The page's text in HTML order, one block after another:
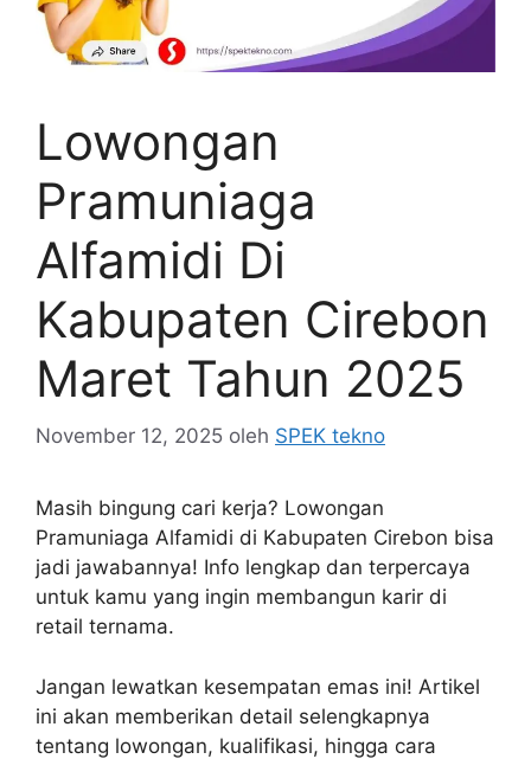
Lowongan
Pramuniaga
Alfamidi Di
Kabupaten Cirebon
Maret Tahun 2025
November 12, 2025 oleh SPEK tekno
Masih bingung cari kerja? Lowongan
Pramuniaga Alfamidi di Kabupaten Cirebon bisa
jadi jawabannya! Info lengkap dan terpercaya
untuk kamu yang ingin membangun karir di
retail ternama.
Jangan lewatkan kesempatan emas ini! Artikel
ini akan memberikan detail selengkapnya
tentang lowongan, kualifikasi, hingga cara